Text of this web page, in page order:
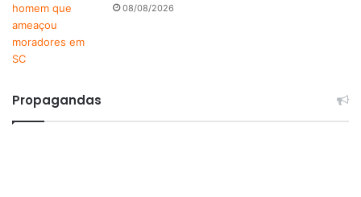
08/08/2026
Propagandas